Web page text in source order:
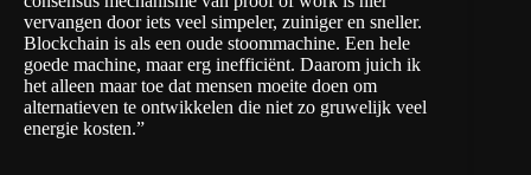
vervangen door iets veel simpeler, zuiniger en sneller.
Blockchain is als een oude stoommachine. Een hele
goede machine, maar erg inefficiënt. Daarom juich ik
het alleen maar toe dat mensen moeite doen om
alternatieven te ontwikkelen die niet zo gruwelijk veel
energie kosten.”